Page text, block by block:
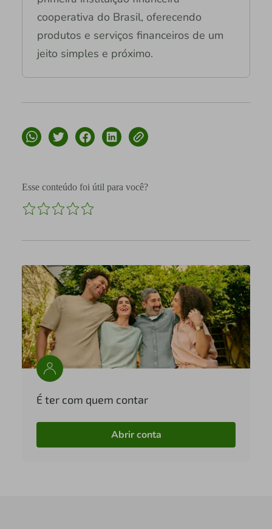
cooperativa do Brasil, oferecendo
produtos e serviços financeiros de um
jeito simples e próximo.
Esse conteúdo foi útil para você?
É ter com quem contar
Abrir conta